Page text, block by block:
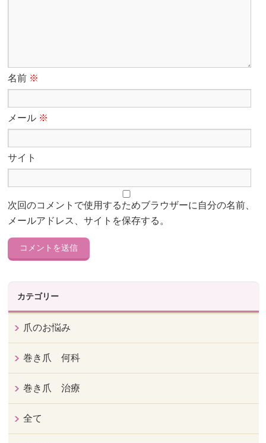
名前 ※
メール ※
サイト
次回のコメントで使用するためブラウザーに自分の名前、
メールアドレス、サイトを保存する。
カテゴリー
爪のお悩み
巻き爪 何科
巻き爪 治療
全て